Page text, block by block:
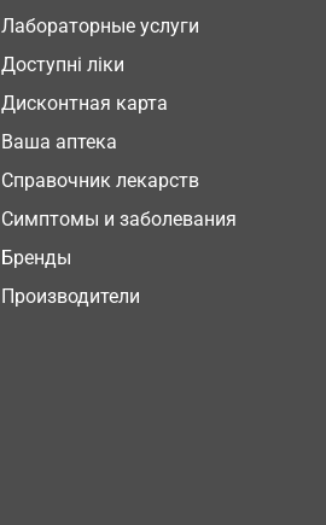
Лабораторные услуги
Доступні ліки
Дисконтная карта
Ваша аптека
Справочник лекарств
Симптомы и заболевания
Бренды
Производители